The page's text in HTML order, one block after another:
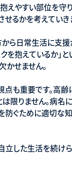
えやすい部位を守
るかを考えていき
から日常生活に支
を抱えているか」
せません。
視点も重要です。高
限りません。病名
防ぐために適切な
立した生活を続け